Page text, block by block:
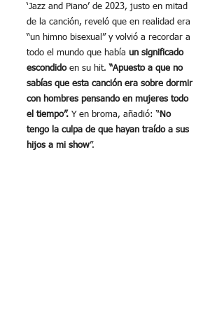
‘Jazz and Piano’ de 2023, justo en mitad
de la canción, reveló que en realidad era
“un himno bisexual” y volvió a recordar a
todo el mundo que había un significado
escondido en su hit. “Apuesto a que no
sabías que esta canción era sobre dormir
con hombres pensando en mujeres todo
el tiempo”. Y en broma, añadió: “No
tengo la culpa de que hayan traído a sus
hijos a mi show”.